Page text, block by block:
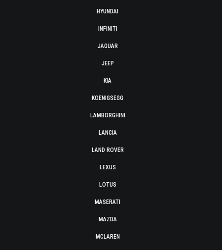
HYUNDAI
INFINITI
JAGUAR
JEEP
KIA
KOENIGSEGG
LAMBORGHINI
LANCIA
LAND ROVER
LEXUS
LOTUS
MASERATI
MAZDA
MCLAREN